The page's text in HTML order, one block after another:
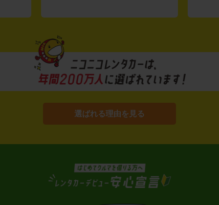
選ばれる理由を見る